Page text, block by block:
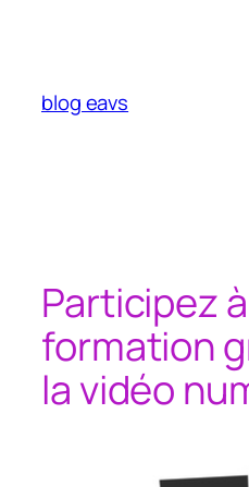
blog eavs
Participez
formation
la vidéo